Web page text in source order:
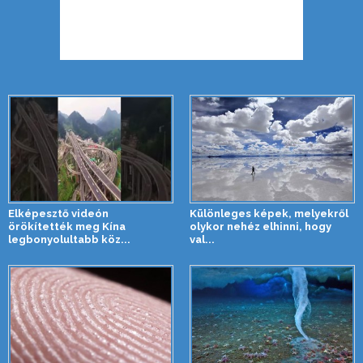
Elképesztő videón
örökítették meg Kína
legbonyolultabb köz...
Különleges képek, melyekről
olykor nehéz elhinni, hogy
val...